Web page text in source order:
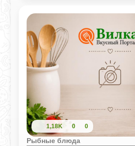
ароматом. Мойва -
для тех, кто любит
наполненные теплом
1,18K 0 0
Рыбные блюда